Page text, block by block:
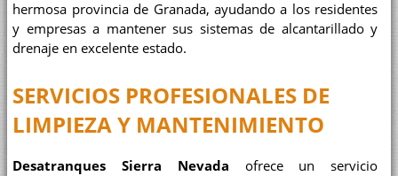
hermosa provincia de Granada, ayudando a los residentes
y empresas a mantener sus sistemas de alcantarillado y
drenaje en excelente estado.
SERVICIOS PROFESIONALES DE
LIMPIEZA Y MANTENIMIENTO
Desatranques Sierra Nevada ofrece un servicio